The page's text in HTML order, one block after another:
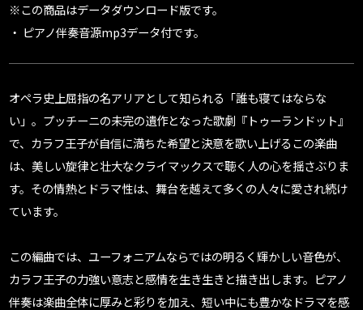
※この商品はデータダウンロード版です。
・ ピアノ伴奏音源mp3データ付です。
オペラ史上屈指の名アリアとして知られる「誰も寝てはならな
い」。プッチーニの未完の遺作となった歌劇『トゥーランドット』
で、カラフ王子が自信に満ちた希望と決意を歌い上げるこの楽曲
は、美しい旋律と壮大なクライマックスで聴く人の心を揺さぶりま
す。その情熱とドラマ性は、舞台を越えて多くの人々に愛され続け
ています。
この編曲では、ユーフォニアムならではの明るく輝かしい音色が、
カラフ王子の力強い意志と感情を生き生きと描き出します。ピアノ
伴奏は楽曲全体に厚みと彩りを加え、短い中にも豊かなドラマを感